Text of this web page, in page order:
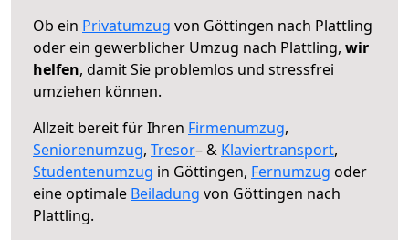
Ob ein Privatumzug von Göttingen nach Plattling
oder ein gewerblicher Umzug nach Plattling, wir
helfen, damit Sie problemlos und stressfrei
umziehen können.
Allzeit bereit für Ihren Firmenumzug,
Seniorenumzug, Tresor– & Klaviertransport,
Studentenumzug in Göttingen, Fernumzug oder
eine optimale Beiladung von Göttingen nach
Plattling.